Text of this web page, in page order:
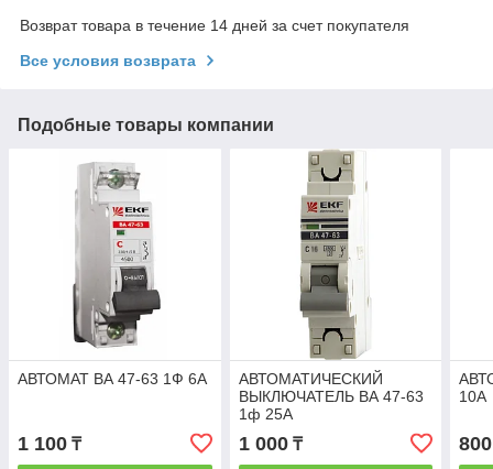
Возврат товара в течение 14 дней за счет покупателя
Все условия возврата
Подобные товары компании
АВТОМАТ ВА 47-63 1Ф 6А
1 100 ₸
АВТОМАТИЧЕСКИЙ
ВЫКЛЮЧАТЕЛЬ ВА 47-63
1ф 25А
1 000₸
10А
800